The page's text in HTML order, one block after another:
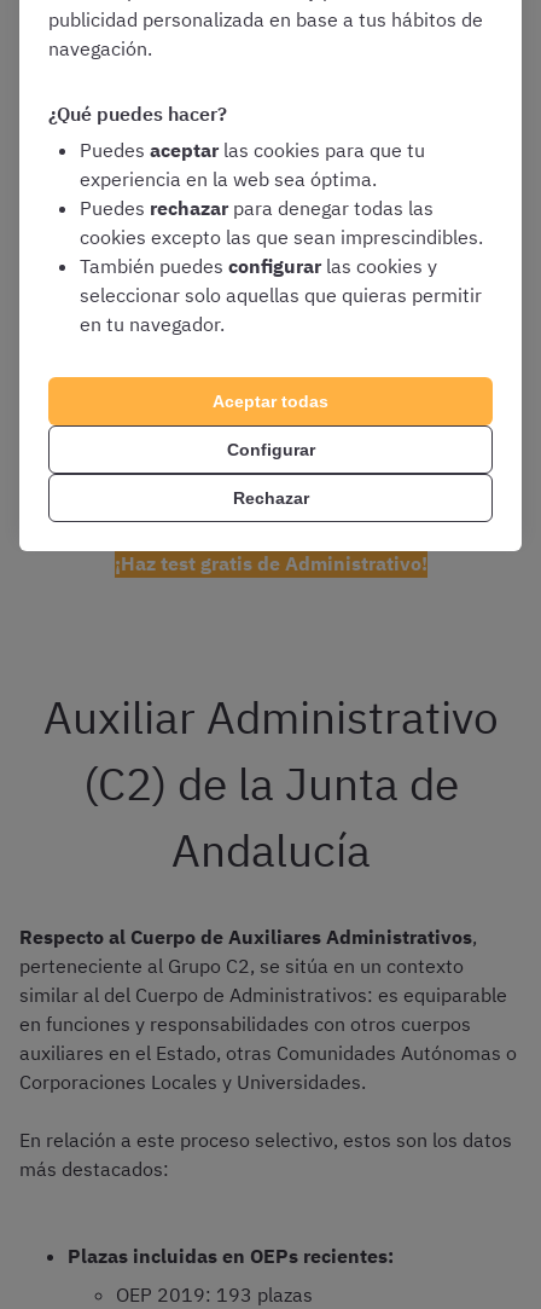
OEP 2022: 118 plazas
OEP 2024: 161 plazas
OEP 2025: 216 plazas
Requisitos de titulación: Título oficial de
Bachiller o equivalente
Formato del proceso selectivo
oposición
con 1 prueba obligatoria y eliminatoria
Cuestionario tipo test de 100
práctico sobre eltemario de
Administrativo de la Junta de Andalucía
Sueldo bruto base(anual):9.192,72 € en
12 pagas
¡Haz test gratis de Administrativo!
Auxiliar Administrativo
(C2) de la Junta de
Andalucía
Respecto al Cuerpo de Auxiliares Administrativos,
perteneciente al Grupo C2, se sitúa en un contexto
similar al del Cuerpo de Administrativos: es equiparable
en funciones y responsabilidades con otros cuerpos
auxiliares en el Estado, otras Comunidades Autónomas o
Corporaciones Locales y Universidades.
En relación a este proceso selectivo, estos son los datos
más destacados:
Plazas incluidas en OEPs recientes:
OEP 2019: 193 plazas
publicidad personalizada en base a tus hábitos de
navegación.
¿Qué puedes hacer?
Puedes aceptar las cookies para que tu
experiencia en la web sea óptima.
Puedes rechazar para denegar todas las
cookies excepto las que sean imprescindibles.
También puedes configurar las cookies y
seleccionar solo aquellas que quieras permitir
en tu navegador.
Aceptar todas
Configurar
Rechazar